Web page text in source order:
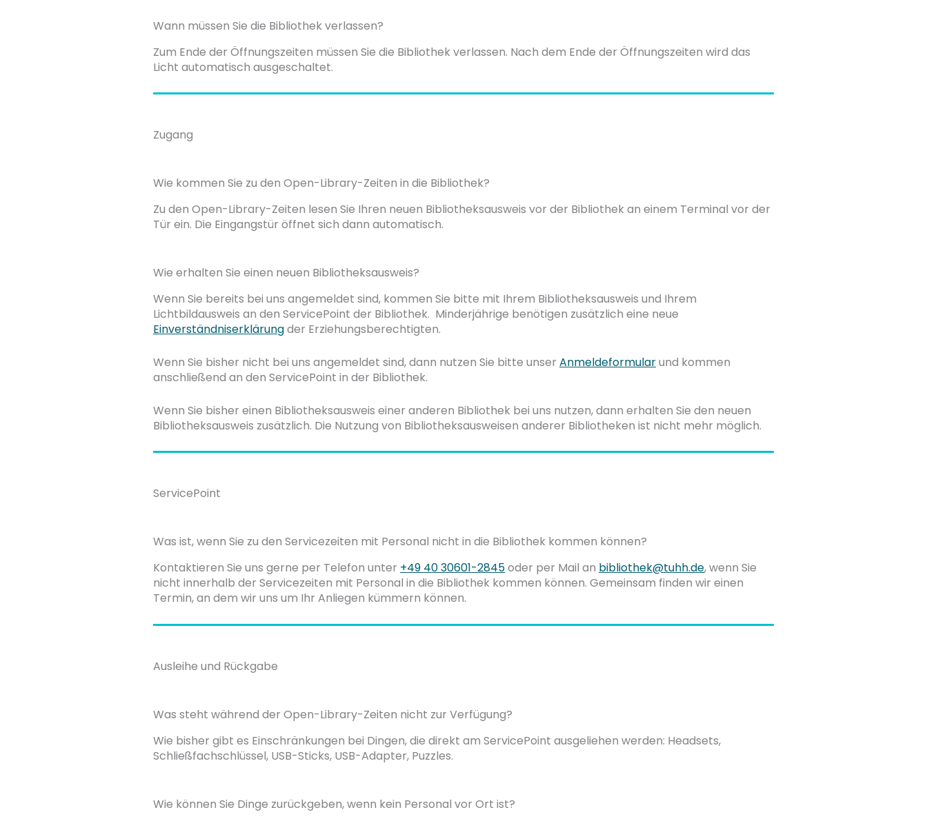
Wann müssen Sie die Bibliothek verlassen?
Zum Ende der Öffnungszeiten müssen Sie die Bibliothek verlassen. Nach dem Ende der Öffnungszeiten wird das
Licht automatisch ausgeschaltet.
Zugang
Wie kommen Sie zu den Open-Library-Zeiten in die Bibliothek?
Zu den Open-Library-Zeiten lesen Sie Ihren neuen Bibliotheksausweis vor der Bibliothek an einem Terminal vor der
Tür ein. Die Eingangstür öffnet sich dann automatisch.
Wie erhalten Sie einen neuen Bibliotheksausweis?
Wenn Sie bereits bei uns angemeldet sind, kommen Sie bitte mit Ihrem Bibliotheksausweis und Ihrem
Lichtbildausweis an den ServicePoint der Bibliothek. Minderjährige benötigen zusätzlich eine neue
Einverständniserklärungder Erziehungsberechtigten.
Wenn Sie bisher nicht bei uns angemeldet sind, dann nutzen Sie bitte unser Anmeldeformularund kommen
anschließend an den ServicePoint in der Bibliothek.
Wenn Sie bisher einen Bibliotheksausweis einer anderen Bibliothek bei uns nutzen, dann erhalten Sie den neuen
Bibliotheksausweis zusätzlich. Die Nutzung von Bibliotheksausweisen anderer Bibliotheken ist nicht mehr möglich.
ServicePoint
Was ist, wenn Sie zu den Servicezeiten mit Personal nicht in die Bibliothek kommen können?
Kontaktieren Sie uns gerne per Telefon unter +49 40 30601-2845oder per Mail an bibliothek@tuhh.de, wenn Sie
nicht innerhalb der Servicezeiten mit Personal in die Bibliothek kommen können. Gemeinsam finden wir einen
Termin, an dem wir uns um Ihr Anliegen kümmern können.
Ausleihe und Rückgabe
Was steht während der Open-Library-Zeiten nicht zur Verfügung?
Wie bisher gibt es Einschränkungen bei Dingen, die direkt am ServicePoint ausgeliehen werden: Headsets,
Schließfachschlüssel, USB-Sticks, USB-Adapter, Puzzles.
Wie können Sie Dinge zurückgeben, wenn kein Personal vor Ort ist?